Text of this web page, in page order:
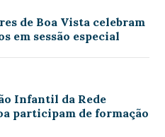
de Boa Vista celebram
em sessão especial
Infantil da Rede
participam de formação